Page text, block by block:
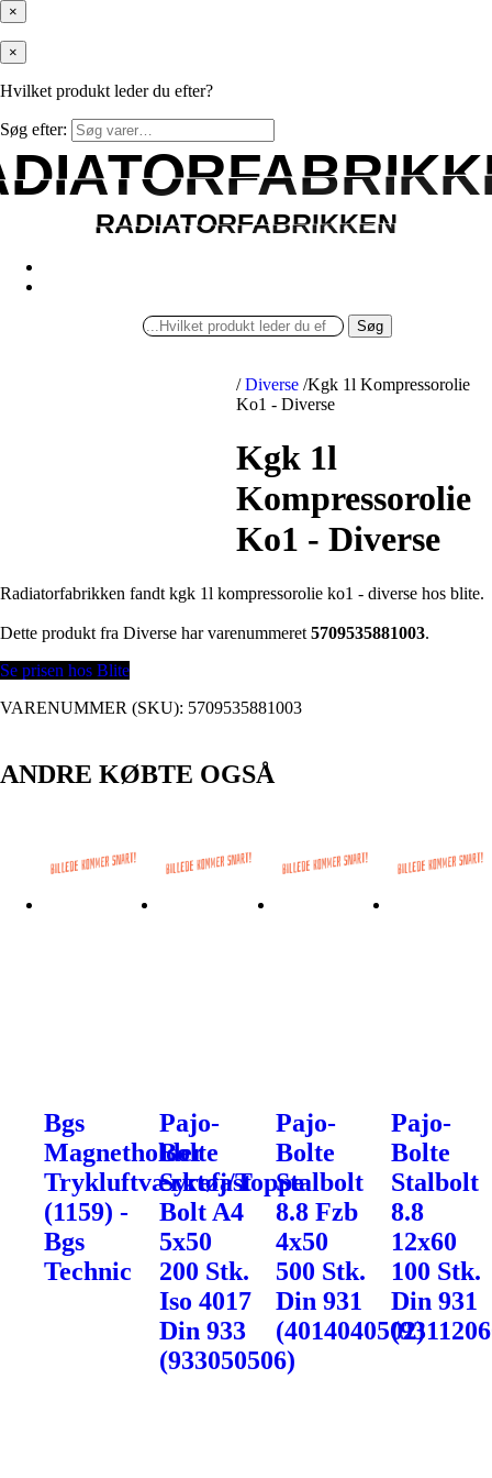
×
×
Hvilket produkt leder du efter?
Søg efter:
RADIATORFABRIKKEN
RADIATORFABRIKKEN
Søg
/ Diverse /Kgk 1l Kompressorolie
Ko1 - Diverse
Kgk 1l
Kompressorolie
Ko1 - Diverse
Radiatorfabrikken fandt kgk 1l kompressorolie ko1 - diverse hos blite.
Dette produkt fra Diverse har varenummeret 5709535881003.
Se prisen hos Blite
VARENUMMER (SKU): 5709535881003
ANDRE KØBTE OGSÅ
Bgs
Magnetholder
Trykluftværktøj/Toppe
(1159) -
Bgs
Technic
Pajo-
Bolte
Syrefast
Bolt A4
5x50
200 Stk.
Iso 4017
Din 933
(933050506)
Pajo-
Bolte
Stalbolt
8.8 Fzb
4x50
500 Stk.
Din 931
(4014040502)
Pajo-
Bolte
Stalbolt
8.8
12x60
100 Stk.
Din 931